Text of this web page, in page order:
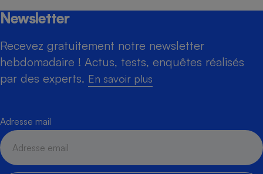
Newsletter
Recevez gratuitement notre newsletter
hebdomadaire ! Actus, tests, enquêtes réalisés
par des experts. En savoir plus
Adresse mail